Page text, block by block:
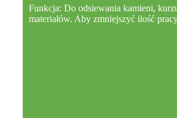
Funkcja: Do odsiewania kamieni,
materiałów. Aby zmniejszyć ilość